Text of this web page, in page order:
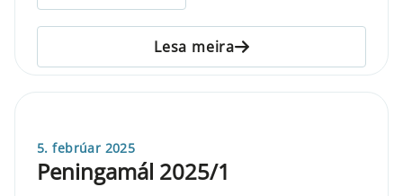
Lesa meira
5. febrúar 2025
Peningamál 2025/1